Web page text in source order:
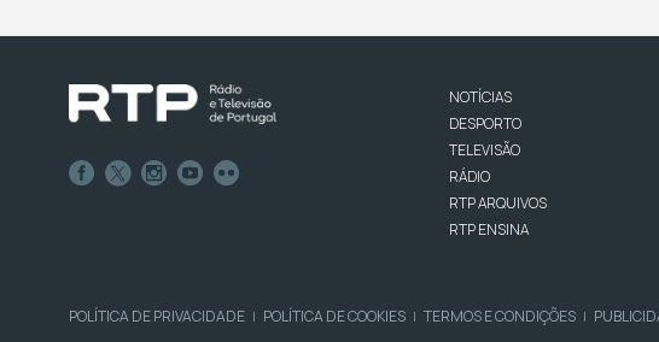
NOTÍCIAS
DESPORTO
TELEVISÃO
RÁDIO
RTP ARQUIVOS
RTP ENSINA
POLÍTICA DE PRIVACIDADE | POLÍTICA DE COOKIES | TERMOS E CONDIÇÕES |